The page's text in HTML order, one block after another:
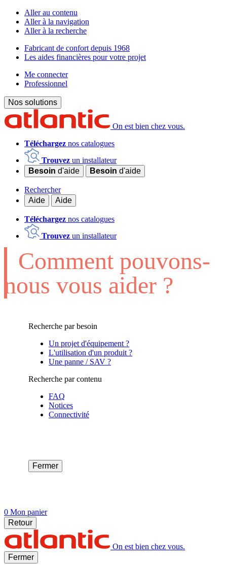
Aller au contenu
Aller à la navigation
Aller à la recherche
Fabricant de confort depuis 1968
Les aides financières pour votre projet
Me connecter
Professionnel
Nos solutions
On est bien chez vous.
Téléchargez nos catalogues
Trouvez un installateur
Besoin d'aide Besoin d'aide
Rechercher
Aide
Aide
Téléchargez nos catalogues
Trouvez un installateur
Comment pouvons-
nous vous aider ?
Recherche par besoin
Un projet d'équipement ?
L'utilisation d'un produit ?
Une panne / SAV ?
Recherche par contenu
FAQ
Notices
Connectivité
Fermer
0 Mon panier
Retour
On est bien chez vous.
Fermer